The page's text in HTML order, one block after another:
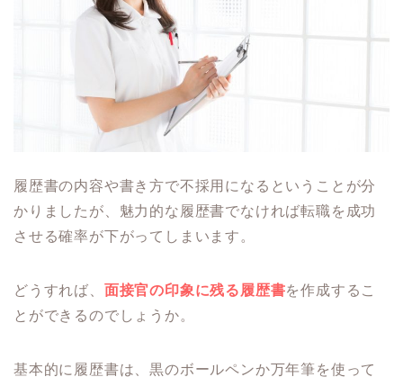
履歴書の内容や書き方で不採用になるということが分
かりましたが、魅力的な履歴書でなければ転職を成功
させる確率が下がってしまいます。
どうすれば、 面接官の印象に残る履歴書を作成するこ
とができるのでしょうか。
基本的に履歴書は、黒のボールペンか万年筆を使って